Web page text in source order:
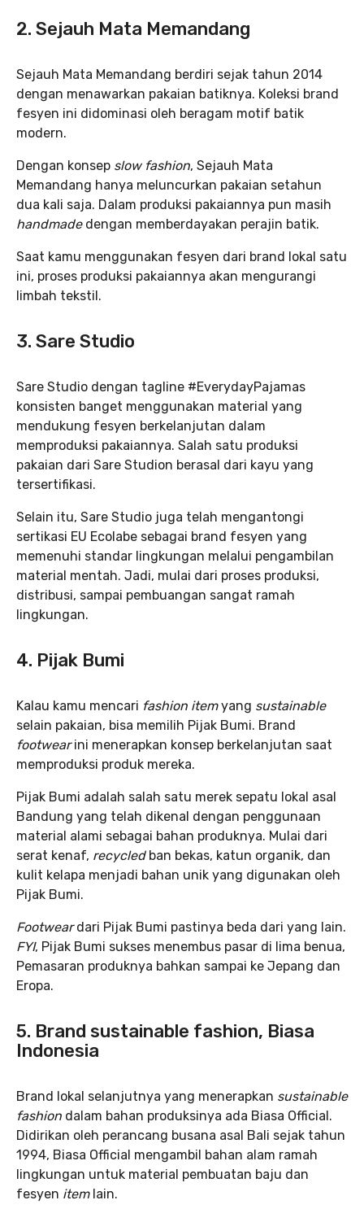
2. Sejauh Mata Memandang
Sejauh Mata Memandang berdiri sejak tahun 2014
dengan menawarkan pakaian batiknya. Koleksi brand
fesyen ini didominasi oleh beragam motif batik
modern.
Dengan konsep slow fashion, Sejauh Mata
Memandang hanya meluncurkan pakaian setahun
dua kali saja. Dalam produksi pakaiannya pun masih
handmade dengan memberdayakan perajin batik.
Saat kamu menggunakan fesyen dari brand lokal satu
ini, proses produksi pakaiannya akan mengurangi
limbah tekstil.
3. Sare Studio
Sare Studio dengan tagline #EverydayPajamas
konsisten banget menggunakan material yang
mendukung fesyen berkelanjutan dalam
memproduksi pakaiannya. Salah satu produksi
pakaian dari Sare Studion berasal dari kayu yang
tersertifikasi.
Selain itu, Sare Studio juga telah mengantongi
sertikasi EU Ecolabe sebagai brand fesyen yang
memenuhi standar lingkungan melalui pengambilan
material mentah. Jadi, mulai dari proses produksi,
distribusi, sampai pembuangan sangat ramah
lingkungan.
4. Pijak Bumi
Kalau kamu mencari fashion itemyang sustainable
selain pakaian, bisa memilih Pijak Bumi. Brand
footwearini menerapkan konsep berkelanjutan saat
memproduksi produk mereka.
Pijak Bumi adalah salah satu merek sepatu lokal asal
Bandung yang telah dikenal dengan penggunaan
material alami sebagai bahan produknya. Mulai dari
serat kenaf, recycledban bekas, katun organik, dan
kulit kelapa menjadi bahan unik yang digunakan oleh
Pijak Bumi.
Footweardari Pijak Bumi pastinya beda dari yang lain.
FYI, Pijak Bumi sukses menembus pasar di lima benua,
Pemasaran produknya bahkan sampai ke Jepang dan
Eropa.
5. Brand sustainable fashion, Biasa
Indonesia
Brand lokal selanjutnya yang menerapkan sustainable
fashion dalam bahan produksinya ada Biasa Official.
Didirikan oleh perancang busana asal Bali sejak tahun
1994, Biasa Official mengambil bahan alam ramah
lingkungan untuk material pembuatan baju dan
fesyen item lain.